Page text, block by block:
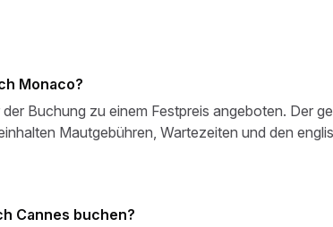
Monaco?
Buchung zu einem Festpreis angeboten. Der
Mautgebühren, Wartezeiten und den
Cannes buchen?